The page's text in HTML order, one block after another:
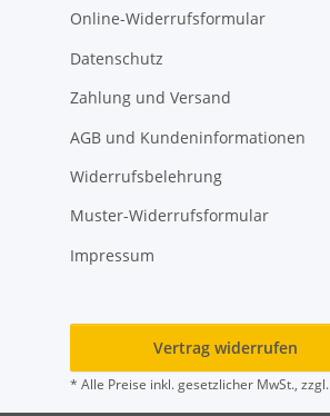
Online-Widerrufsformular
Datenschutz
Zahlung und Versand
AGB und Kundeninformationen
Widerrufsbelehrung
Muster-Widerrufsformular
Impressum
Vertrag widerrufen
* Alle Preise inkl. gesetzlicher MwSt., zzgl.